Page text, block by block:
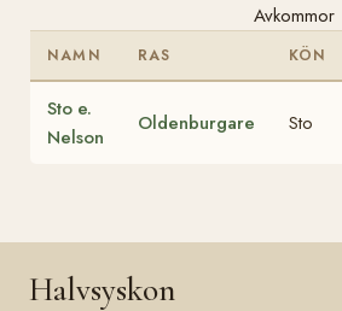
Avkommor
NAMN RAS KÖN
Sto e.
Nelson
Oldenburgare Sto
Halvsyskon